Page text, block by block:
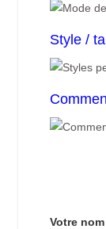
Style /
Votre